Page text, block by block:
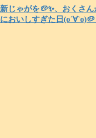
じゃがを🥔✨️、おくさ
おいしすぎた日